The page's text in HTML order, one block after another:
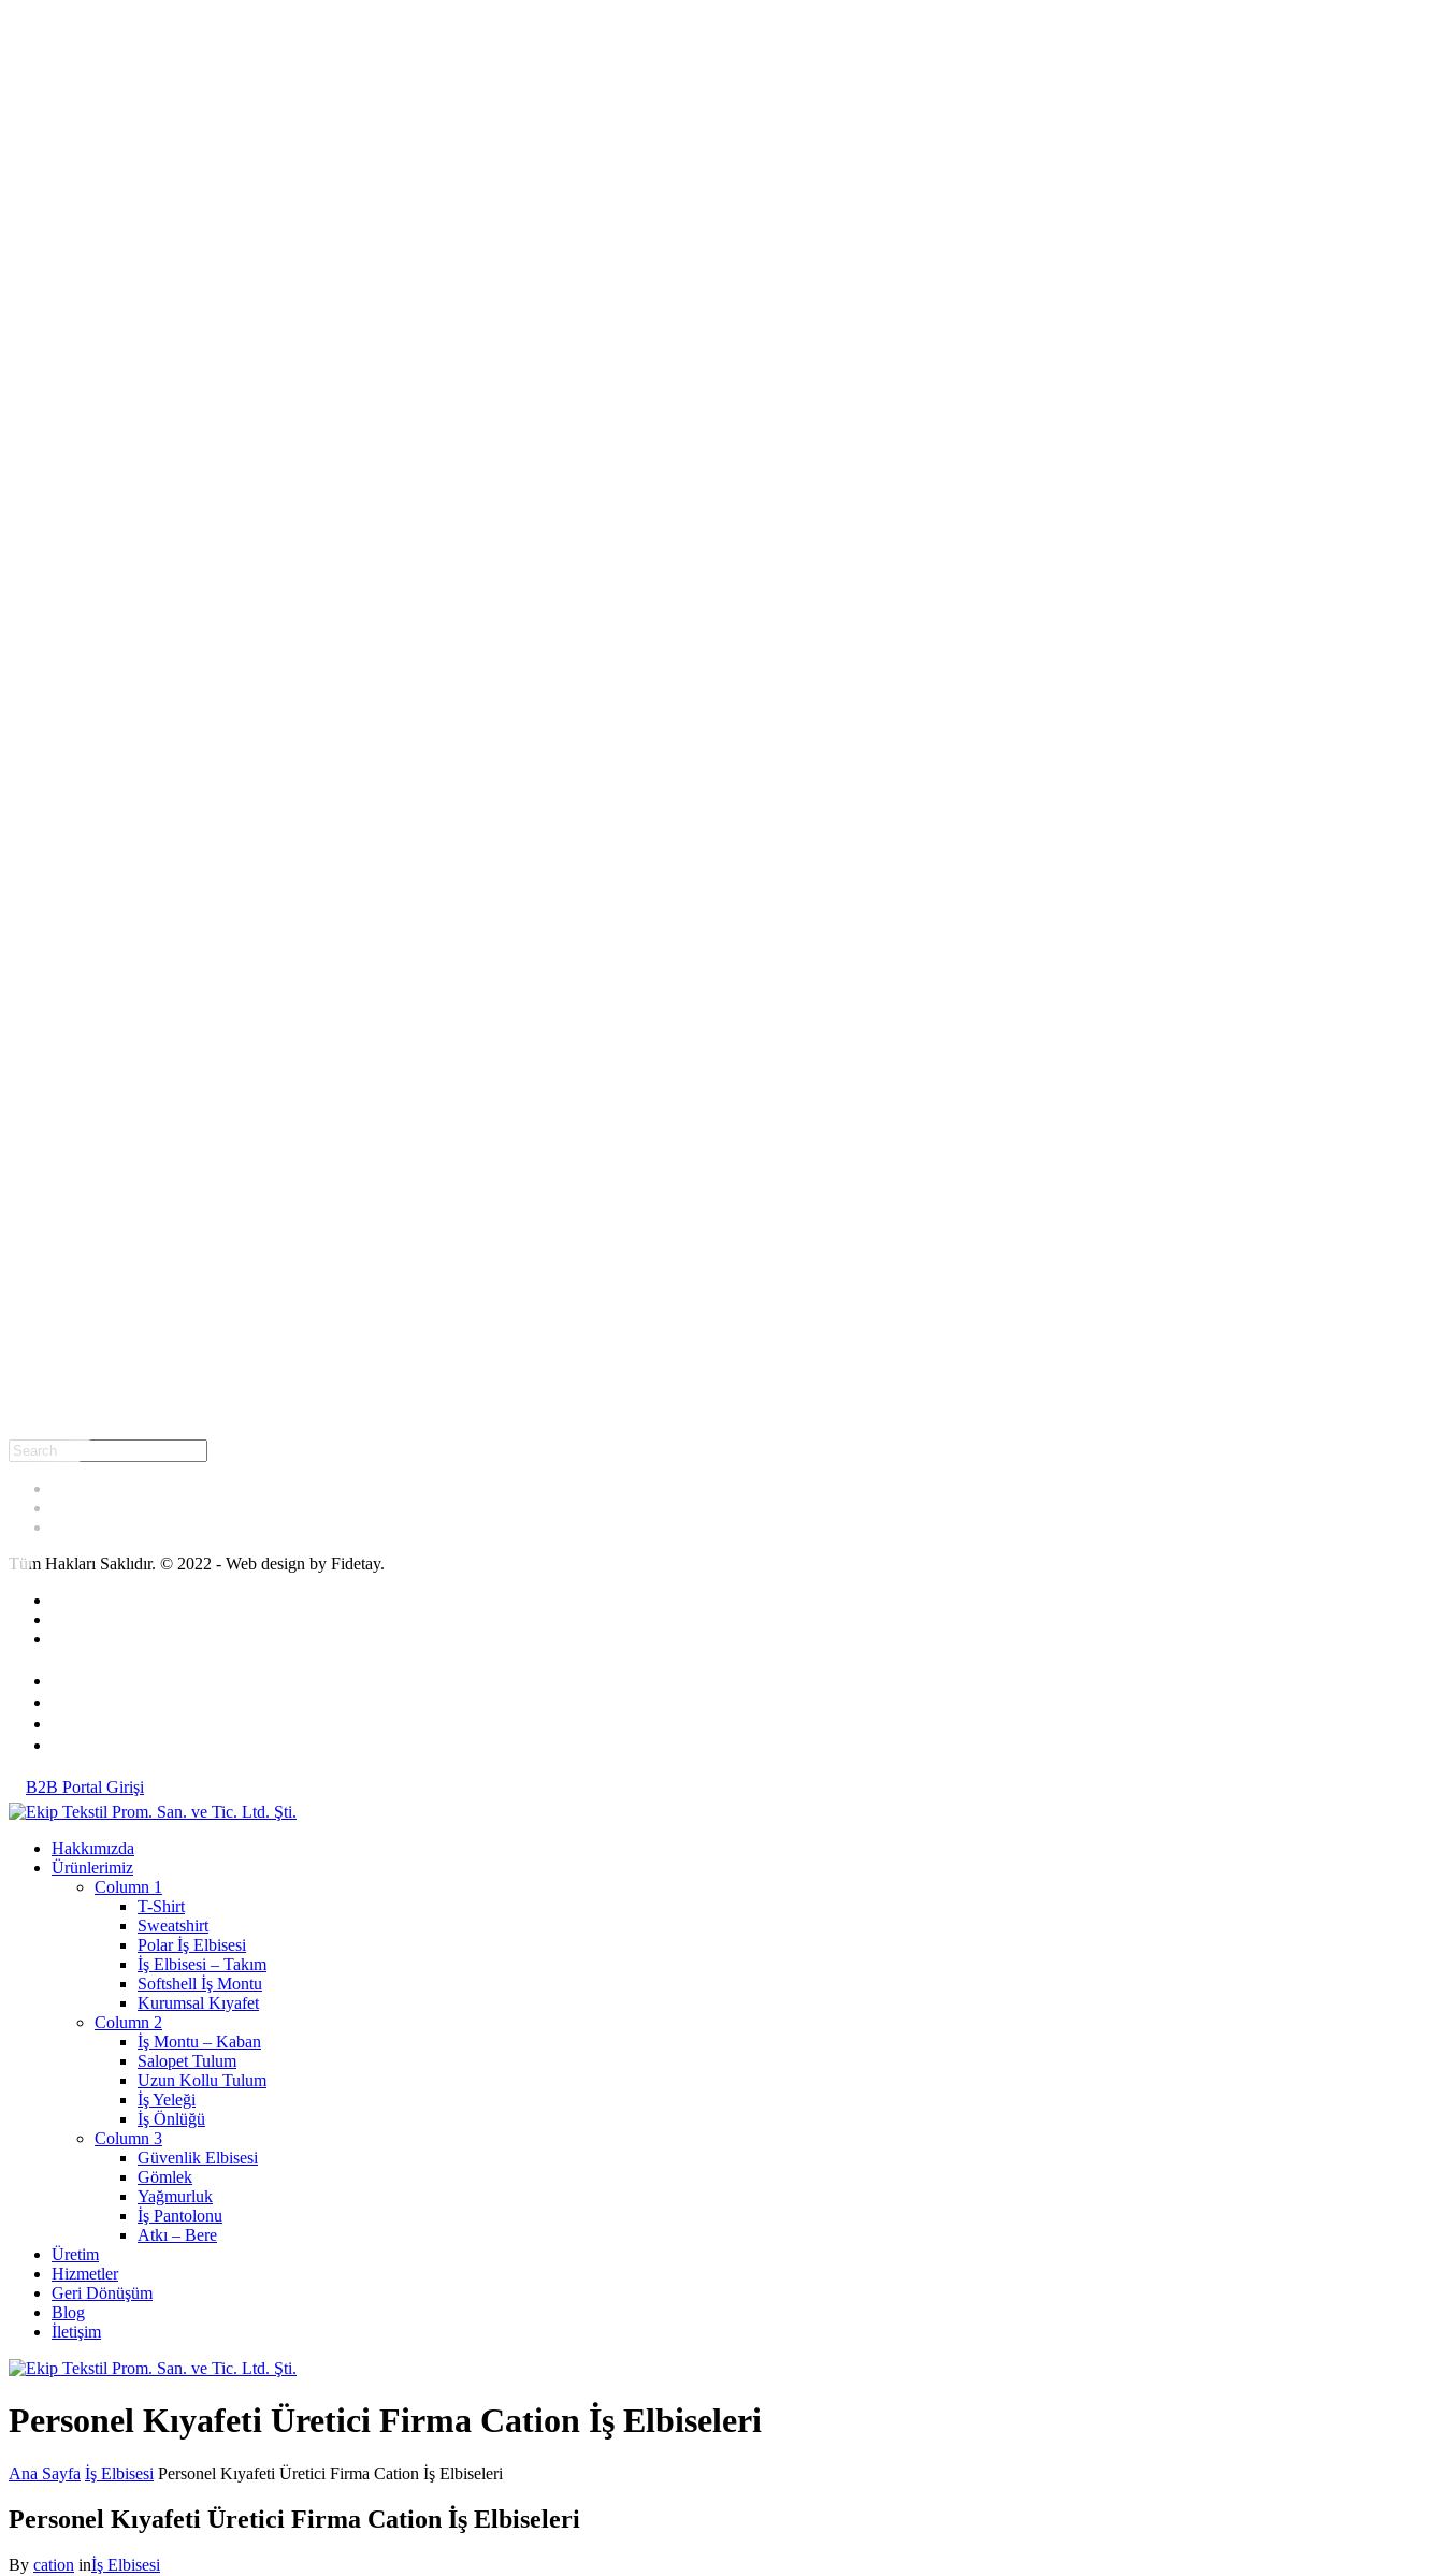
Tüm Hakları Saklıdır. © 2022 - Web design by Fidetay.
B2B Portal Girişi
Hakkımızda
Ürünlerimiz
Column 1
T-Shirt
Sweatshirt
Polar İş Elbisesi
İş Elbisesi – Takım
Softshell İş Montu
Kurumsal Kıyafet
Column 2
İş Montu – Kaban
Salopet Tulum
Uzun Kollu Tulum
İş Yeleği
İş Önlüğü
Column 3
Güvenlik Elbisesi
Gömlek
Yağmurluk
İş Pantolonu
Atkı – Bere
Üretim
Hizmetler
Geri Dönüşüm
Blog
İletişim
Personel Kıyafeti Üretici Firma Cation İş Elbiseleri
Ana Sayfa İş Elbisesi Personel Kıyafeti Üretici Firma Cation İş Elbiseleri
Personel Kıyafeti Üretici Firma Cation İş Elbiseleri
By cation inİş Elbisesi